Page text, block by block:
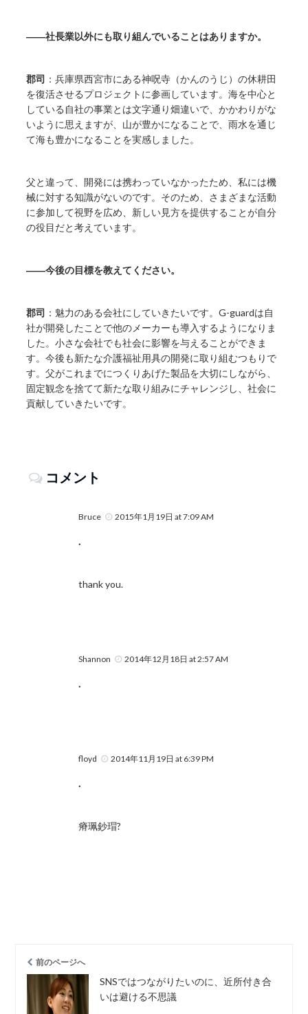
――社長業以外にも取り組んでいることはありますか。
郡司 ：兵庫県西宮市にある神呪寺（かんのうじ）の休耕田
を復活させるプロジェクトに参画しています。海を中心と
している自社の事業とは文字通り畑違いで、かかわりがな
いように思えますが、山が豊かになることで、雨水を通じ
て海も豊かになることを実感しました。
父と違って、開発には携わっていなかったため、私には機
械に対する知識がないのです。そのため、さまざまな活動
に参加して視野を広め、新しい見方を提供することが自分
の役目だと考えています。
――今後の目標を教えてください。
郡司 ：魅力のある会社にしていきたいです。G-guardは自
社が開発したことで他のメーカーも導入するようになりま
した。小さな会社でも社会に影響を与えることができま
す。今後も新たな介護福祉用具の開発に取り組むつもりで
す。父がこれまでにつくりあげた製品を大切にしながら、
固定観念を捨てて新たな取り組みにチャレンジし、社会に
貢献していきたいです。
コメント
Bruce 2015年1月19日 at 7:09 AM
.
thank you.
Shannon 2014年12月18日 at 2:57 AM
.
floyd 2014年11月19日 at 6:39 PM
.
瘠珮鈔瑁?
前のページへ
SNSではつながりたいのに、近所付き合
いは避ける不思議